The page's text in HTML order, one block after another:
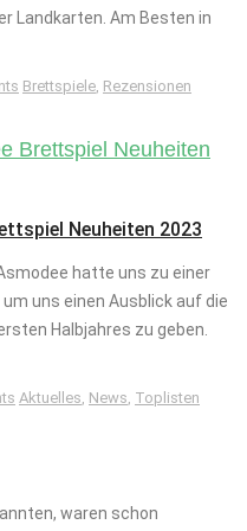
Landkarten. Am Besten in
Brettspiele Rezensionen
Neuheiten 2023
hatte uns zu einer
uns einen Ausblick auf die
Halbjahres zu geben.
Aktuelles, News, Toplisten
waren schon